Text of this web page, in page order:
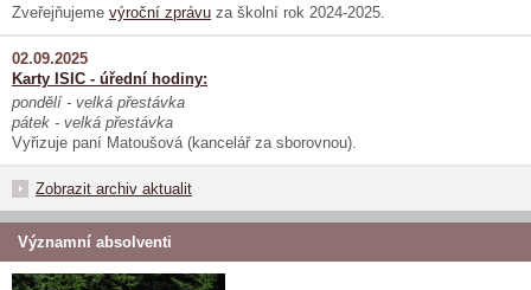
Zveřejňujeme výroční zprávu za školní rok 2024-2025.
02.09.2025
Karty ISIC - úřední hodiny:
pondělí - velká přestávka
pátek - velká přestávka
Vyřizuje paní Matoušová (kancelář za sborovnou).
Zobrazit archiv aktualit
Významní absolventi